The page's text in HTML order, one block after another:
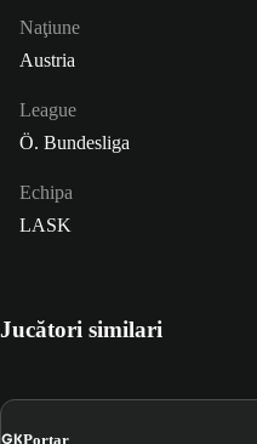
Naţiune
Austria
League
Ö. Bundesliga
Echipa
LASK
Jucători similari
GKPortar